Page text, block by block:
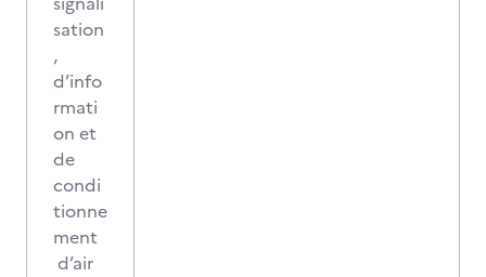
sation
,
d’info
rmati
on et
de
condi
tionne
ment
d’air